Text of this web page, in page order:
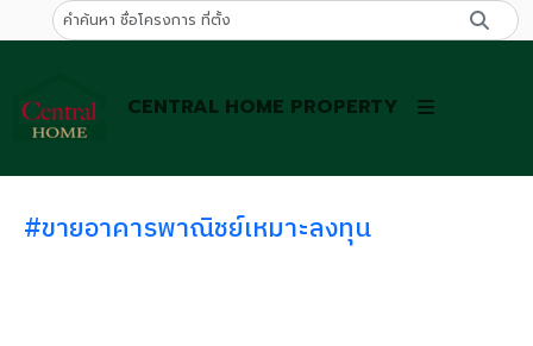
CENTRAL HOME PROPERTY
#ขายอาคารพาณิชย์เหมาะลงทุน